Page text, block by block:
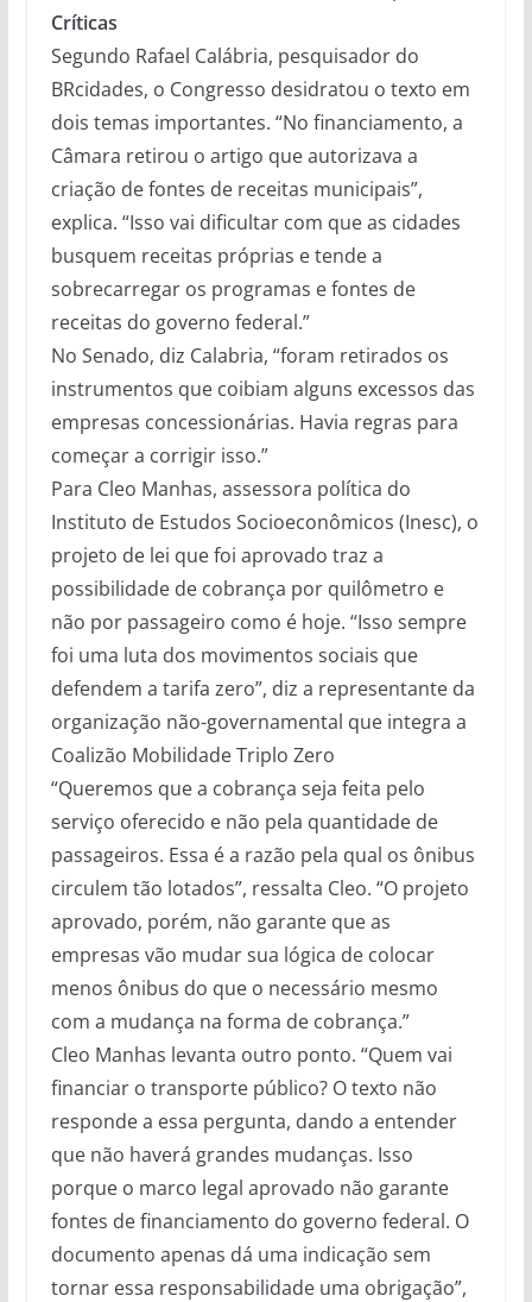
Críticas
Segundo Rafael Calábria, pesquisador do
BRcidades, o Congresso desidratou o texto em
dois temas importantes. “No financiamento, a
Câmara retirou o artigo que autorizava a
criação de fontes de receitas municipais”,
explica. “Isso vai dificultar com que as cidades
busquem receitas próprias e tende a
sobrecarregar os programas e fontes de
receitas do governo federal.”
No Senado, diz Calabria, “foram retirados os
instrumentos que coibiam alguns excessos das
empresas concessionárias. Havia regras para
começar a corrigir isso.”
Para Cleo Manhas, assessora política do
Instituto de Estudos Socioeconômicos (Inesc), o
projeto de lei que foi aprovado traz a
possibilidade de cobrança por quilômetro e
não por passageiro como é hoje. “Isso sempre
foi uma luta dos movimentos sociais que
defendem a tarifa zero”, diz a representante da
organização não-governamental que integra a
Coalizão Mobilidade Triplo Zero
“Queremos que a cobrança seja feita pelo
serviço oferecido e não pela quantidade de
passageiros. Essa é a razão pela qual os ônibus
circulem tão lotados”, ressalta Cleo. “O projeto
aprovado, porém, não garante que as
empresas vão mudar sua lógica de colocar
menos ônibus do que o necessário mesmo
com a mudança na forma de cobrança.”
Cleo Manhas levanta outro ponto. “Quem vai
financiar o transporte público? O texto não
responde a essa pergunta, dando a entender
que não haverá grandes mudanças. Isso
porque o marco legal aprovado não garante
fontes de financiamento do governo federal. O
documento apenas dá uma indicação sem
tornar essa responsabilidade uma obrigação”,